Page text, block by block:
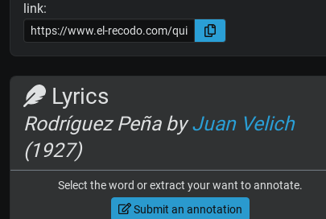
link:
Lyrics
Rodríguez Peña byJuan Velich
(1927)
Select the word or extract your want to annotate.
Submit an annotation